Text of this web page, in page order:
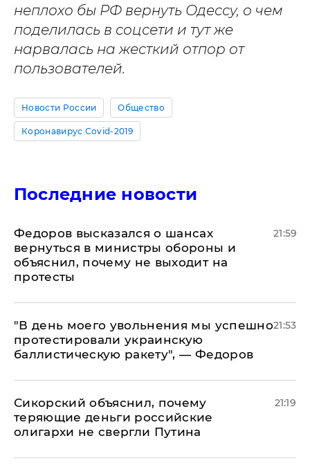
неплохо бы РФ вернуть Одессу, о чем
поделилась в соцсети и тут же
нарвалась на жесткий отпор от
пользователей.
Новости России Общество
Коронавирус Covid-2019
Последние новости
Федоров высказался о шансах
вернуться в министры обороны и
объяснил, почему не выходит на
протесты
21:59
​"В день моего увольнения мы успешно
протестировали украинскую
баллистическую ракету", — Федоров
21:53
Сикорский объяснил, почему
теряющие деньги российские
олигархи не свергли Путина
21:19